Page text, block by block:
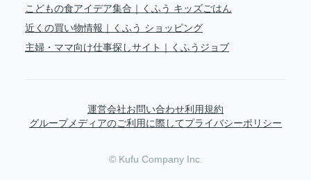
こどもの食アイデア集合｜くふう キッズごはん
近くの買い物情報｜くふう ショッピング
主婦・ママ向け仕事探しサイト｜くふうジョブ
運営会社お問い合わせ利用規約
グループメディアのご利用に際してプライバシーポリシー
© Kufu Company Inc.